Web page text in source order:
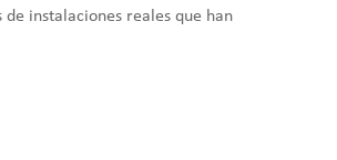
instalaciones reales que han